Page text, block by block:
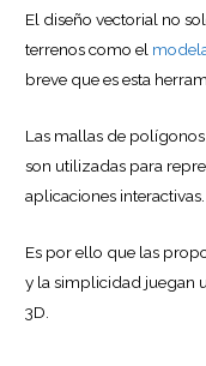
El diseño vectorial no
terrenos como el
breve que es esta
Las mallas de
son utilizadas para
aplicaciones interactivas.
Es por ello que las
y la simplicidad juegan
3D.